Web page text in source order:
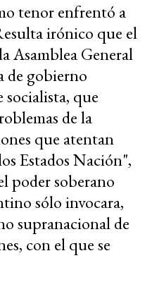
tenor enfrentó a
irónico que el
Asamblea General
de gobierno
que
de la
que atentan
Estados Nación",
poder soberano
sólo invocara,
supranacional de
con el que se